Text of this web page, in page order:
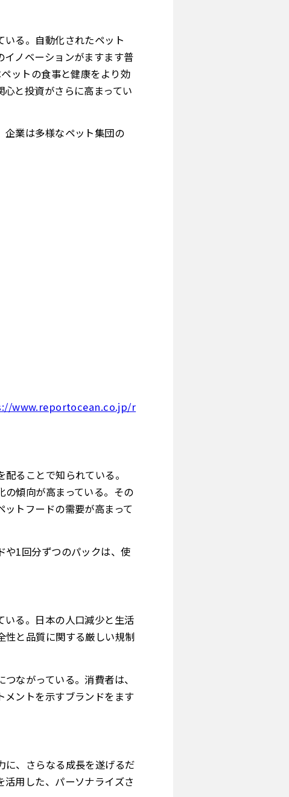
る。自動化されたペット
ノベーションがますます普
ットの食事と健康をより効
と投資がさらに高まってい
企業は多様なペット集団の
www.reportocean.co.jp/r
ることで知られている。
傾向が高まっている。その
トフードの需要が高まって
や1回分ずつのパックは、使
いる。日本の人口減少と生活
性と品質に関する厳しい規制
ながっている。消費者は、
ントを示すブランドをます
に、さらなる成長を遂げるだ
用した、パーソナライズさ